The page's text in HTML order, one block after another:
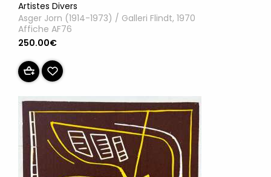
Artistes Divers
Asger Jorn (1914-1973) / Galleri Flindt, 1970
Affiche AF76
250.00€